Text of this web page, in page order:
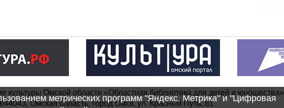
Омской области «Областная библиотека для детей и юношества»
Омская область, город Омск, ул. Красный Путь, 81
метрических программ "Яндекс. Метрика" и "Цифровая